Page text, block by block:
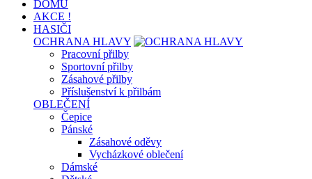
DOMŮ
AKCE !
HASIČI
OCHRANA HLAVY
Pracovní přilby
Sportovní přilby
Zásahové přilby
Příslušenství k přilbám
OBLEČENÍ
Čepice
Pánské
Zásahové oděvy
Vycházkové oblečení
Dámské